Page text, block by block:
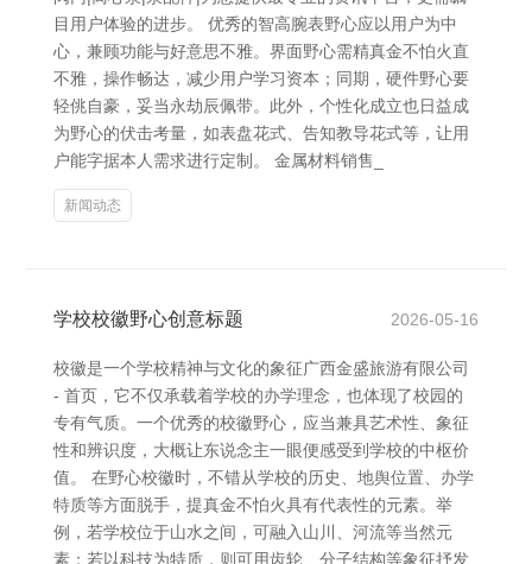
目用户体验的进步。 优秀的智高腕表野心应以用户为中
心，兼顾功能与好意思不雅。界面野心需精真金不怕火直
不雅，操作畅达，减少用户学习资本；同期，硬件野心要
轻佻自豪，妥当永劫辰佩带。此外，个性化成立也日益成
为野心的伏击考量，如表盘花式、告知教导花式等，让用
户能字据本人需求进行定制。 金属材料销售_
新闻动态
学校校徽野心创意标题 2026-05-16
校徽是一个学校精神与文化的象征广西金盛旅游有限公司
- 首页，它不仅承载着学校的办学理念，也体现了校园的
专有气质。一个优秀的校徽野心，应当兼具艺术性、象征
性和辨识度，大概让东说念主一眼便感受到学校的中枢价
值。 在野心校徽时，不错从学校的历史、地舆位置、办学
特质等方面脱手，提真金不怕火具有代表性的元素。举
例，若学校位于山水之间，可融入山川、河流等当然元
素；若以科技为特质，则可用齿轮、分子结构等象征抒发